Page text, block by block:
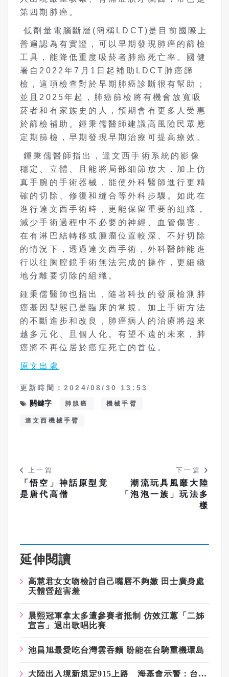
第四期肺癌。
低劑量電腦斷層(簡稱LDCT)是目前國際上
普遍認為有實證，可以早期發現肺癌的篩檢
工具，能降低重度吸菸者肺癌死亡率。國健
署自2022年7月1日起補助LDCT肺癌篩
檢，這項檢查對於早期肺癌診斷很有幫助；
並且2025年起，肺癌篩檢將有機會放寬吸
菸者和有家族史的人，預期會有更多人受惠
於篩檢補助。鍾秉儒醫師建議高風險民眾應
定期篩檢，早期發現早期治療可提高療效。
鍾秉儒醫師指出，達文西手術系統的影像
穩定、立體、且能將局部細節放大，加上仿
真手腕的手術器械，能使外科醫師進行更精
確的切除、修復和縫合等外科步驟。如此在
進行達文西手術時，更能保留重要的組織，
減少手術過程中不必要的神經、血管傷害。
在有淋巴結轉移或腫瘤位置較深、不好切除
的情況下，透過達文西手術，外科醫師能進
行以往胸腔鏡手術無法完成的操作，更細緻
地分離要切除的組織。
鍾秉儒醫師也指出，隨著科技的發展檢測肺
癌基因型態已是臨床的常規。加上手術方法
的不斷進步和改良，肺癌病人的治療將越來
越多元化、且個人化。有望不遠的未來，肺
癌將不再位居於癌症死亡的首位。
原文出處
更新時間：2024/08/30 13:53
關鍵字
肺腺癌 機械手臂
達文西機械手臂
上一篇
「悟空」神話原型竟
是唐代高僧
下一篇
潮流玩具風靡大陸
「泡泡一族」玩法多
樣
延伸閱讀
高慧君女女吻檢討自己嘴唇不夠嫩 田士廣身處
天體營超害羞
晨熙冠軍拿太多遭參賽者抵制 仿效江蕙「二姊
宣言」退出歌唱比賽
池昌旭最愛吃台灣雲吞麵 盼能在台騎重機環島
大陸出入境新規定915上路 海基會示警：台商也可能受影響